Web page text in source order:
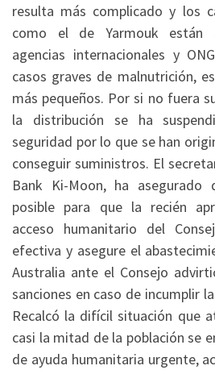
resulta más complicado y los
como el de Yarmouk están
agencias internacionales y
casos graves de malnutrición,
más pequeños. Por si no fuera
la distribución se ha
seguridad por lo que se han
conseguir suministros. El
Bank Ki-Moon, ha
posible para que la recién
acceso humanitario del
efectiva y asegure el
Australia ante el Consejo
sanciones en caso de incumplir
Recalcó la difícil situación que
casi la mitad de la población se
de ayuda humanitaria urgente,